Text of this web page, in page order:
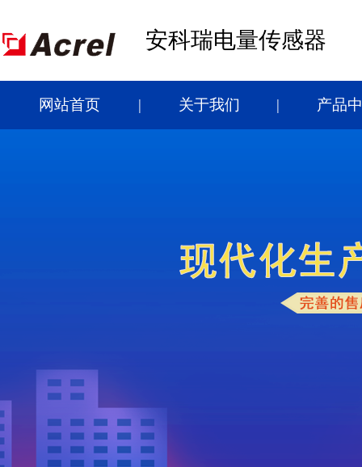
安科瑞电量传感器
网站首页 关于我们 产品